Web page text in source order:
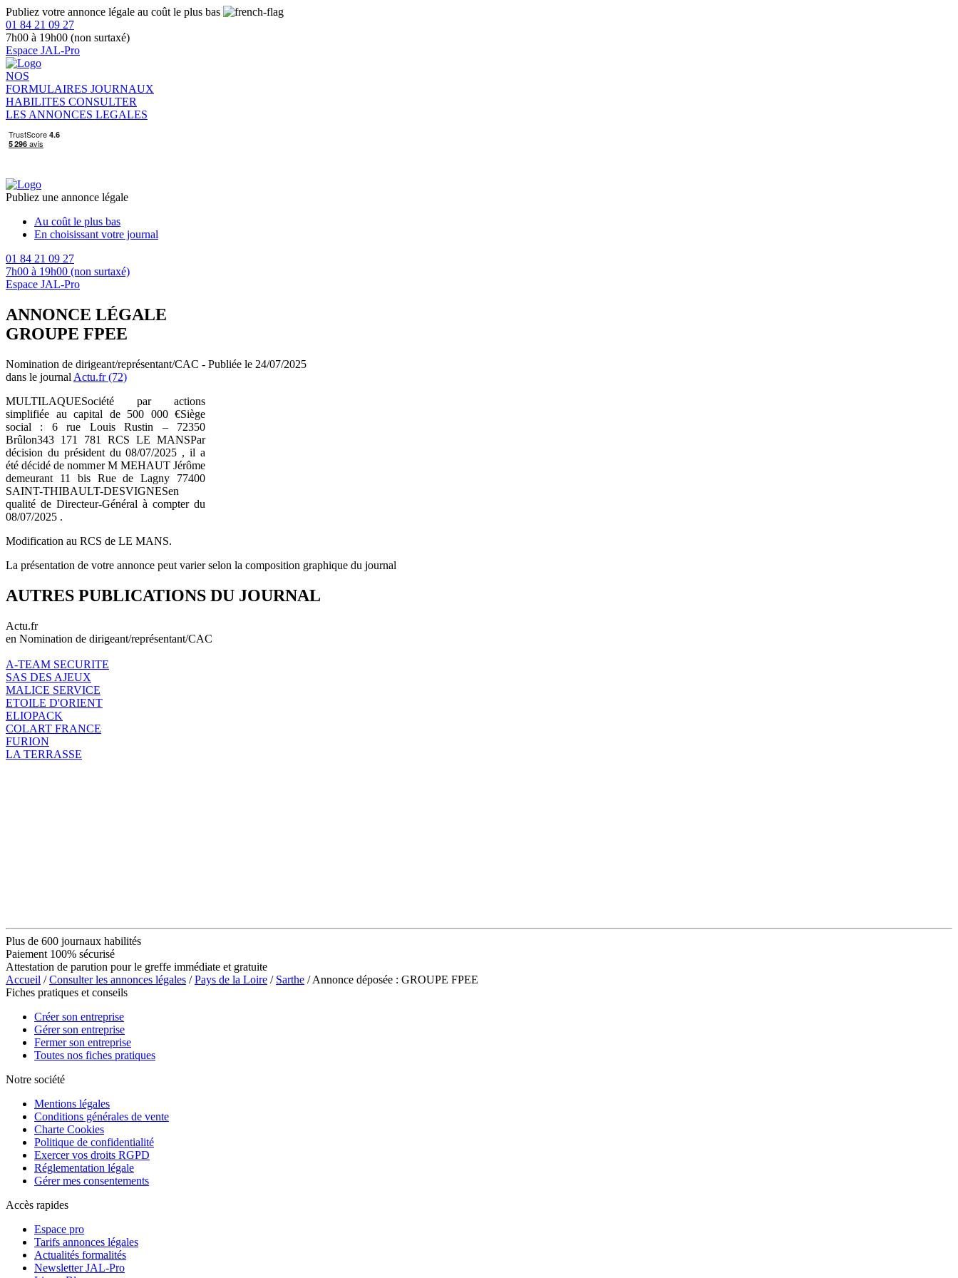
Publiez votre annonce légale au coût le plus bas
01 84 21 09 27
7h00 à 19h00 (non surtaxé)
Espace JAL-Pro
NOS
FORMULAIRES JOURNAUX
HABILITES CONSULTER
LES ANNONCES LEGALES
Publiez une annonce légale
Au coût le plus bas
En choisissant votre journal
01 84 21 09 27
7h00 à 19h00 (non surtaxé)
Espace JAL-Pro
ANNONCE LÉGALE
GROUPE FPEE
Nomination de dirigeant/représentant/CAC - Publiée le 24/07/2025
dans le journal Actu.fr (72)
MULTILAQUESociété par actions
simplifiée au capital de 500 000 €Siège
social : 6 rue Louis Rustin – 72350
Brûlon343 171 781 RCS LE MANSPar
décision du président du 08/07/2025 , il a
été décidé de nommer M MEHAUT Jérôme
demeurant 11 bis Rue de Lagny 77400
SAINT-THIBAULT-DESVIGNESen
qualité de Directeur-Général à compter du
08/07/2025 .
Modification au RCS de LE MANS.
La présentation de votre annonce peut varier selon la composition graphique du journal
AUTRES PUBLICATIONS DU JOURNAL
Actu.fr
en Nomination de dirigeant/représentant/CAC
A-TEAM SECURITE
SAS DES AJEUX
MALICE SERVICE
ETOILE D'ORIENT
ELIOPACK
COLART FRANCE
FURION
LA TERRASSE
Plus de 600 journaux habilités
Paiement 100% sécurisé
Attestation de parution pour le greffe immédiate et gratuite
Accueil /Consulter les annonces légales /Pays de la Loire / Sarthe / Annonce déposée : GROUPE FPEE
Fiches pratiques et conseils
Créer son entreprise
Gérer son entreprise
Fermer son entreprise
Toutes nos fiches pratiques
Notre société
Mentions légales
Conditions générales de vente
Charte Cookies
Politique de confidentialité
Exercer vos droits RGPD
Réglementation légale
Gérer mes consentements
Accès rapides
Espace pro
Tarifs annonces légales
Actualités formalités
Newsletter JAL-Pro